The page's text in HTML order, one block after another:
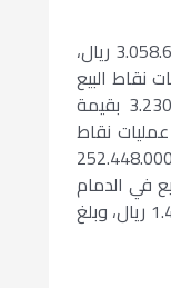
وعلى مستوى مدن المملكة، بلغ عدد عمليات نقاط البيع الأسبوعية في الرياض 42.754.000 بقيمة 3.058.654.000 ريال،
في حين بلغ عدد عمليات نقاط البيع
في المدينة المنورة 6.848.000 بقيمة 440.038.000 ريال، وبلغ عدد عمليات نقاط البيع في تبوك 3.230.000 بقيمة
بقيمة 191.734.000 ريال، وبلغ عدد عمليات نقاط
البيع في أبها 2.502.000 بقيمة 150.389.000 ريال، وبلغ عدد عمليات نقاط البيع في بريدة 3.827.000 بقيمة 252.448.000
عمليات نقاط البيع في الدمام
6.190.000 بقيمة 491.716.000 ريال، وبلغ عدد عمليات نقاط البيع في جدة 18.796.000 بقيمة 1.471.022.000 ريال، وبلغ